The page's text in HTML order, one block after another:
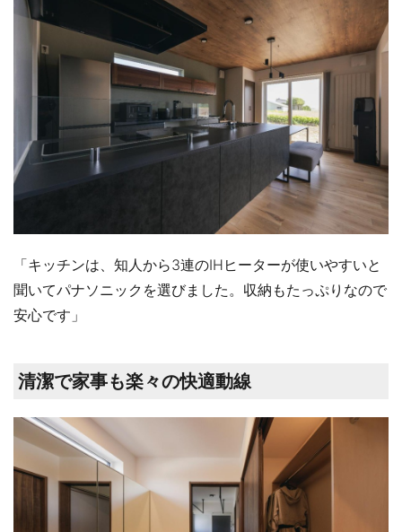
「キッチンは、知人から3連のIHヒーターが使いやすいと
聞いてパナソニックを選びました。収納もたっぷりなので
安心です」
清潔で家事も楽々の快適動線